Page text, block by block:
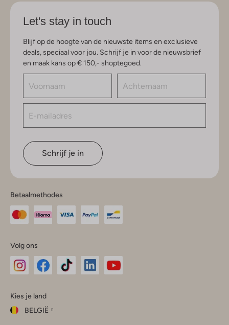
Let's stay in touch
Blijf op de hoogte van de nieuwste items en exclusieve
deals, speciaal voor jou. Schrijf je in voor de nieuwsbrief
en maak kans op € 150,- shoptegoed.
Schrijf je in
Betaalmethodes
Volg ons
InstagramFacebook
Kies je land
BELGIË